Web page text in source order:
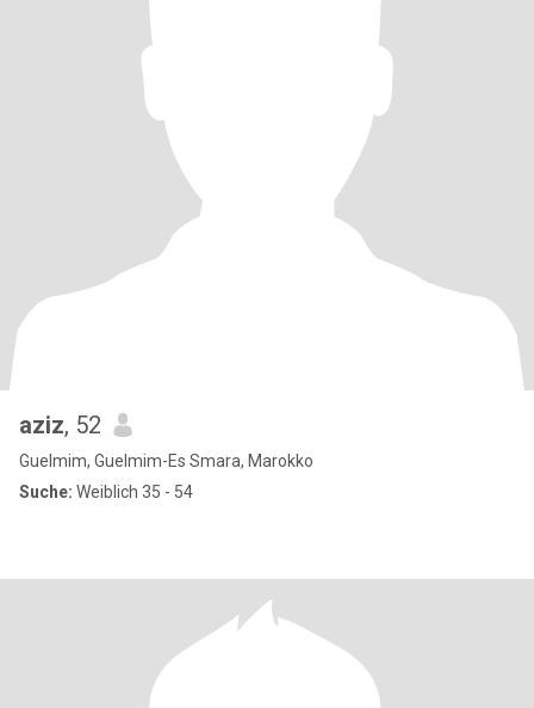
aziz, 52
Guelmim, Guelmim-Es Smara, Marokko
Suche: Weiblich 35 - 54